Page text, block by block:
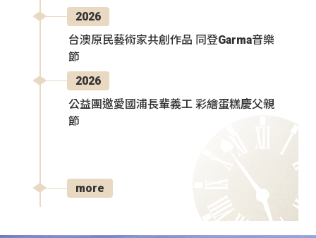
2026
台澳原民藝術家共創作品 同登Garma音樂
節
2026
公益團邀愛國浦長輩義工 彩繪蛋糕慶父親
節
more